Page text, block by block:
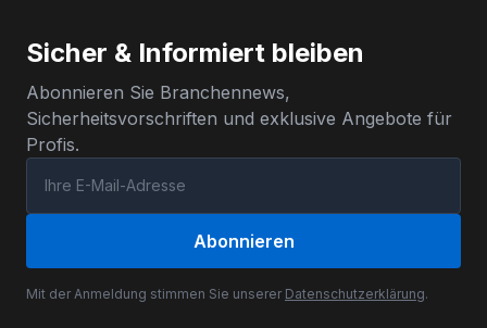
Sicher & Informiert bleiben
Abonnieren Sie Branchennews,
Sicherheitsvorschriften und exklusive Angebote für
Profis.
Abonnieren
Mit der Anmeldung stimmen Sie unserer Datenschutzerklärung.